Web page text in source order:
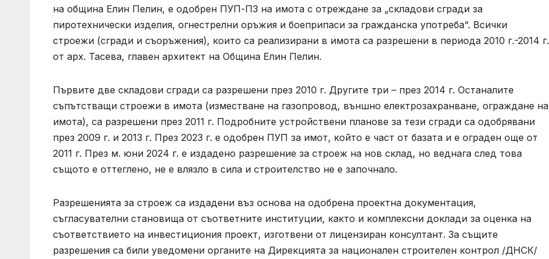
на община Елин Пелин, е одобрен ПУП-ПЗ на имота с отреждане за „складови сгради за
пиротехнически изделия, огнестрелни оръжия и боеприпаси за гражданска употреба“. Всички
строежи (сгради и съоръжения), които са реализирани в имота са разрешени в периода 2010 г.-2014 г.
от арх. Тасева, главен архитект на Община Елин Пелин.
Първите две складови сгради са разрешени през 2010 г. Другите три – през 2014 г. Останалите
съпътстващи строежи в имота (изместване на газопровод, външно електрозахранване, ограждане на
имота), са разрешени през 2011 г. Подробните устройствени планове за тези сгради са одобрявани
през 2009 г. и 2013 г. През 2023 г. е одобрен ПУП за имот, който е част от базата и е ограден още от
2011 г. През м. юни 2024 г. е издадено разрешение за строеж на нов склад, но веднага след това
същото е оттеглено, не е влязло в сила и строителство не е започнало.
Разрешенията за строеж са издадени въз основа на одобрена проектна документация,
съгласувателни становища от съответните институции, както и комплексни доклади за оценка на
съответствието на инвестициония проект, изготвени от лицензиран консултант. За същите
разрешения са били уведомени органите на Дирекцията за национален строителен контрол /ДНСК/